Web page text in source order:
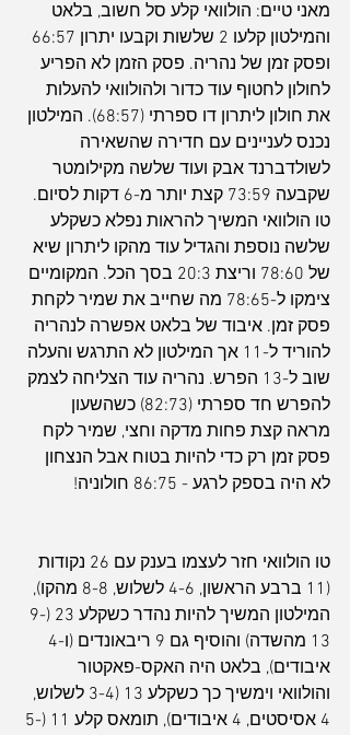
מאני טיים: הולוואי קלע סל חשוב, בלאט
ופסק זמן של נהריה. פסק הזמן לא הפריע
לחולון לחטוף עוד כדור ולהולוואי להעלות
את חולון ליתרון דו ספרתי (68:57). המילטון
נכנס לעניינים עם חדירה שהשאירה
לשולדברנד אבק ועוד שלשה מקילומטר
שקבעה 73:59 קצת יותר מ-6 דקות לסיום.
טו הולוואי המשיך להראות נפלא כשקלע
שלשה נוספת והגדיל עוד מהקו ליתרון שיא
של 78:60 וריצת 20:3 בסך הכל. המקומיים
צימקו ל-78:65 מה שחייב את שמיר לקחת
פסק זמן. איבוד של בלאט אפשרה לנהריה
להוריד ל-11 אך המילטון לא התרגש והעלה
שוב ל-13 הפרש. נהריה עוד הצליחה לצמק
להפרש חד ספרתי (82:73) כשהשעון
מראה קצת פחות מדקה וחצי, שמיר לקח
פסק זמן רק כדי להיות בטוח אבל הנצחון
לא היה בספק לרגע - 86:75 חולוניה!
טו הולוואי חזר לעצמו בענק עם 26 נקודות
(11 ברבע הראשון, 4-6 לשלוש, 8-8 מהקו),
המילטון המשיך להיות נהדר כשקלע 23 (9-
איבודים), בלאט היה האקס-פאקטור
והולוואי וימשיך כך כשקלע 13 (3-4 לשלוש,
4 אסיסטים, 4 איבודים), תומאס קלע 11 (5-